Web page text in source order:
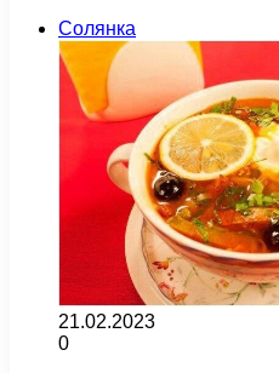
Солянка
21.02.2023
0